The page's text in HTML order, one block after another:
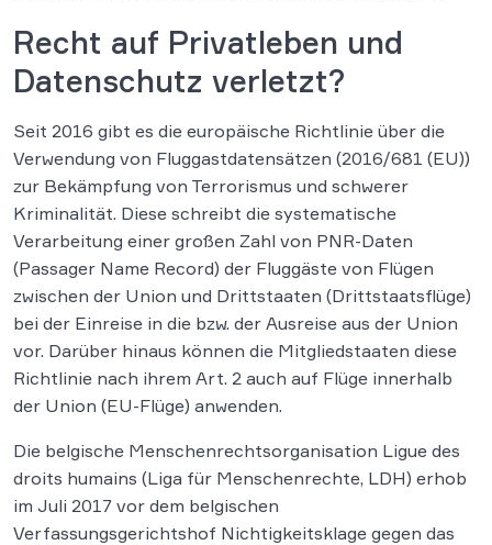
Recht auf Privatleben und
Datenschutz verletzt?
Seit 2016 gibt es die europäische Richtlinie über die
Verwendung von Fluggastdatensätzen (2016/681 (EU))
zur Bekämpfung von Terrorismus und schwerer
Kriminalität. Diese schreibt die systematische
Verarbeitung einer großen Zahl von PNR-Daten
(Passager Name Record) der Fluggäste von Flügen
zwischen der Union und Drittstaaten (Drittstaatsflüge)
bei der Einreise in die bzw. der Ausreise aus der Union
vor. Darüber hinaus können die Mitgliedstaaten diese
Richtlinie nach ihrem Art. 2 auch auf Flüge innerhalb
der Union (EU-Flüge) anwenden.
Die belgische Menschenrechtsorganisation Ligue des
droits humains (Liga für Menschenrechte, LDH) erhob
im Juli 2017 vor dem belgischen
Verfassungsgerichtshof Nichtigkeitsklage gegen das